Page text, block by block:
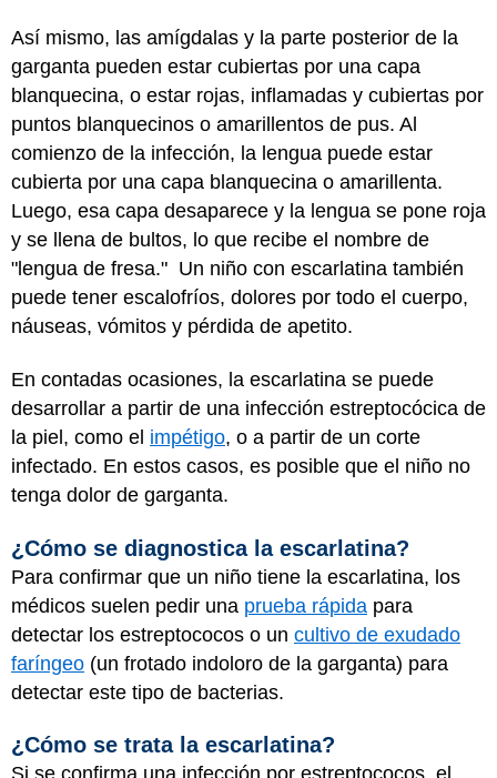
Así mismo, las amígdalas y la parte posterior de la
garganta pueden estar cubiertas por una capa
blanquecina, o estar rojas, inflamadas y cubiertas por
puntos blanquecinos o amarillentos de pus. Al
comienzo de la infección, la lengua puede estar
cubierta por una capa blanquecina o amarillenta.
Luego, esa capa desaparece y la lengua se pone roja
y se llena de bultos, lo que recibe el nombre de
"lengua de fresa." Un niño con escarlatina también
puede tener escalofríos, dolores por todo el cuerpo,
náuseas, vómitos y pérdida de apetito.
En contadas ocasiones, la escarlatina se puede
desarrollar a partir de una infección estreptocócica de
la piel, como el impétigo, o a partir de un corte
infectado. En estos casos, es posible que el niño no
tenga dolor de garganta.
¿Cómo se diagnostica la escarlatina?
Para confirmar que un niño tiene la escarlatina, los
médicos suelen pedir una prueba rápida para
detectar los estreptococos o un cultivo de exudado
faríngeo (un frotado indoloro de la garganta) para
detectar este tipo de bacterias.
¿Cómo se trata la escarlatina?
Si se confirma una infección por estreptococos, el